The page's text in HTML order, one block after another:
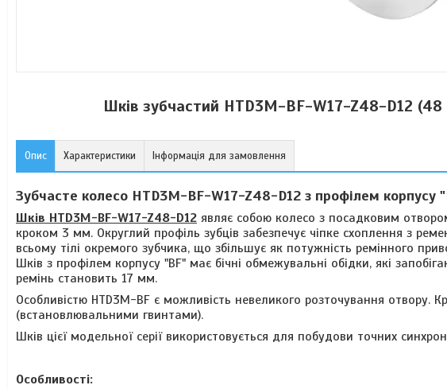
Шків зубчастий HTD3M-BF-W17-Z48-D12
Опис Характеристики Інформація для замовлення
Зубчасте колесо HTD3M-BF-W17-Z48-D12 з профілем корпусу
Шків HTD3M-BF-W17-Z48-D12 являє собою колесо з посадковим
кроком 3 мм. Округлий профіль зубців забезпечує чіпке схоплення з
всьому тілі окремого зубчика, що збільшує як потужність ремінного
Шків з профілем корпусу "BF" має бічні обмежувальні обідки, які
ремінь становить 17 мм.
Особливістю HTD3M-BF є можливість невеликого розточування отвору.
(встановлювальними гвинтами).
Шків цієї модельної серії використовується для побудови точних
Особливості: